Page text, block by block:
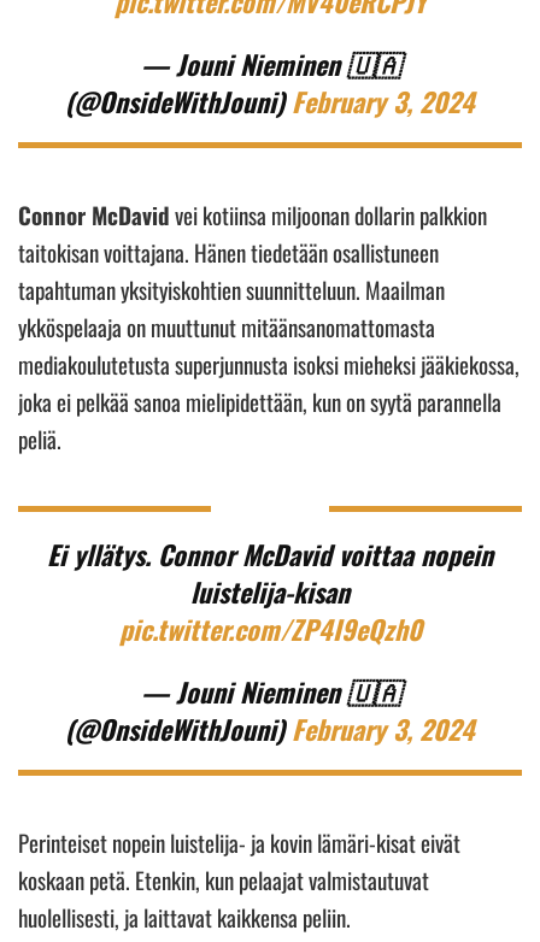
— Jouni Nieminen 🇺🇦
(@OnsideWithJouni)February 3, 2024
Connor McDavidvei kotiinsa miljoonan dollarin palkkion
taitokisan voittajana. Hänen tiedetään osallistuneen
tapahtuman yksityiskohtien suunnitteluun. Maailman
ykköspelaaja on muuttunut mitäänsanomattomasta
mediakoulutetusta superjunnusta isoksi mieheksi jääkiekossa,
joka ei pelkää sanoa mielipidettään, kun on syytä parannella
peliä.
Ei yllätys. Connor McDavid voittaa nopein
luistelija-kisan
pic.twitter.com/ZP4I9eQzh0
— Jouni Nieminen 🇺🇦
(@OnsideWithJouni)February 3, 2024
Perinteiset nopein luistelija- ja kovin lämäri-kisat eivät
koskaan petä. Etenkin, kun pelaajat valmistautuvat
huolellisesti, ja laittavat kaikkensa peliin.